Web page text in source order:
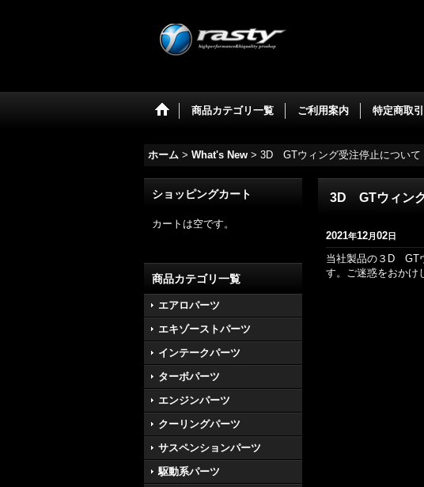
商品カテゴリ一覧 ご利用案内 特定商取
ホーム > What's New > 3D GTウィング受注停止について
ショッピングカート
カートは空です。
商品カテゴリ一覧
エアロパーツ
エキゾーストパーツ
インテークパーツ
ターボパーツ
エンジンパーツ
クーリングパーツ
サスペンションパーツ
駆動系パーツ
3D GTウィン
2021年12月02日
当社製品の３D GT
す。ご迷惑をおかけ